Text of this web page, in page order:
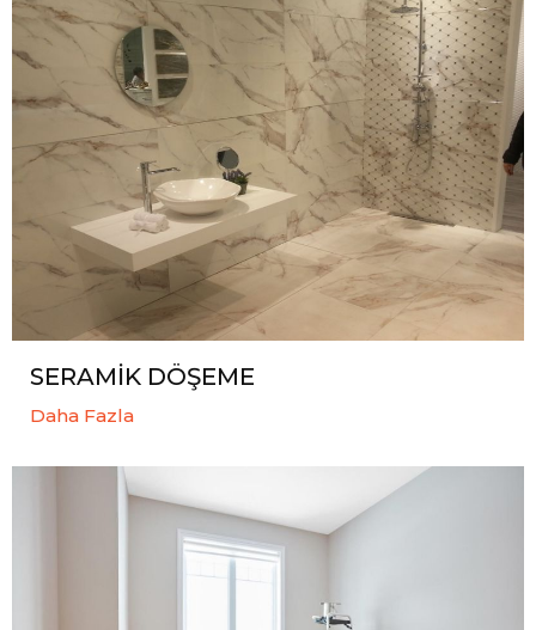
SERAMİK DÖŞEME
Daha Fazla